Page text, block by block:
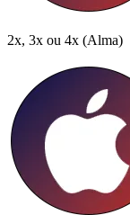
2x, 3x ou 4x (Alma)